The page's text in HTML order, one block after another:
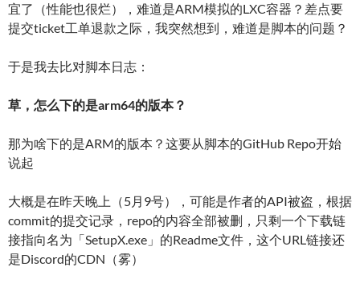
宜了（性能也很烂），难道是ARM模拟的LXC容器？差点要
提交ticket工单退款之际，我突然想到，难道是脚本的问题？
于是我去比对脚本日志：
草，怎么下的是arm64的版本？
那为啥下的是ARM的版本？这要从脚本的GitHub Repo开始
说起
大概是在昨天晚上（5月9号），可能是作者的API被盗，根据
commit的提交记录，repo的内容全部被删，只剩一个下载链
接指向名为「SetupX.exe」的Readme文件，这个URL链接还
是Discord的CDN（雾）